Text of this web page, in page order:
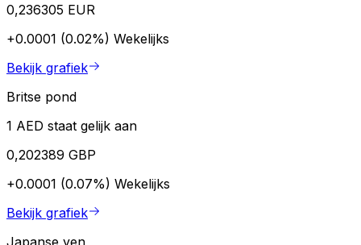
0,236305 EUR
+0.0001 (0.02%) Wekelijks
Bekijk grafiek
Britse pond
1 AED staat gelijk aan
0,202389 GBP
+0.0001 (0.07%) Wekelijks
Bekijk grafiek
Japanse yen